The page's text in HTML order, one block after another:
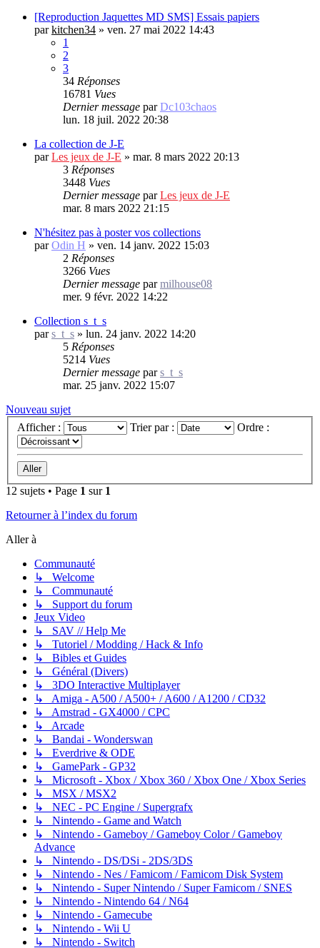
[Reproduction Jaquettes MD SMS] Essais papiers
parkitchen34 » ven. 27 mai 2022 14:43
1
2
3
34 Réponses
16781 Vues
Dernier message parDc103chaos
lun. 18 juil. 2022 20:38
La collection de J-E
parLes jeux de J-E » mar. 8 mars 2022 20:13
3 Réponses
3448 Vues
Dernier message parLes jeux de J-E
mar. 8 mars 2022 21:15
N'hésitez pas à poster vos collections
parOdin H » ven. 14 janv. 2022 15:03
2 Réponses
3266 Vues
Dernier message parmilhouse08
mer. 9 févr. 2022 14:22
Collection s_t_s
pars_t_s » lun. 24 janv. 2022 14:20
5 Réponses
5214 Vues
Dernier message pars_t_s
mar. 25 janv. 2022 15:07
Nouveau sujet
Afficher :
Trier par : Ordre :
12 sujets • Page 1 sur 1
Retourner à l’index du forum
Aller à
Communauté
↳ Welcome
↳ Communauté
↳ Support du forum
Jeux Video
↳ SAV // Help Me
↳ Tutoriel / Modding / Hack & Info
↳ Bibles et Guides
↳ Général (Divers)
↳ 3DO Interactive Multiplayer
↳ Amiga - A500 / A500+ / A600 / A1200 / CD32
↳ Amstrad - GX4000 / CPC
↳ Arcade
↳ Bandai - Wonderswan
↳ Everdrive & ODE
↳ GamePark - GP32
↳ Microsoft - Xbox / Xbox 360 / Xbox One / Xbox Series
↳ MSX / MSX2
↳ NEC - PC Engine / Supergrafx
↳ Nintendo - Game and Watch
↳ Nintendo - Gameboy / Gameboy Color / Gameboy
Advance
↳ Nintendo - DS/DSi - 2DS/3DS
↳ Nintendo - Nes / Famicom / Famicom Disk System
↳ Nintendo - Super Nintendo / Super Famicom / SNES
↳ Nintendo - Nintendo 64 / N64
↳ Nintendo - Gamecube
↳ Nintendo - Wii U
↳ Nintendo - Switch